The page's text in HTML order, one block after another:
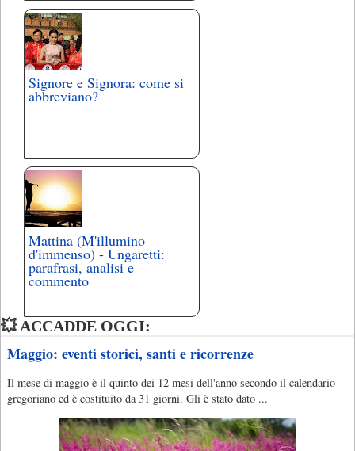
Signore e Signora: come si
abbreviano?
Mattina (M'illumino
d'immenso) - Ungaretti:
parafrasi, analisi e
commento
💥 ACCADDE OGGI:
Maggio: eventi storici, santi e ricorrenze
Il mese di maggio è il quinto dei 12 mesi dell'anno secondo il calendario
gregoriano ed è costituito da 31 giorni. Gli è stato dato ...